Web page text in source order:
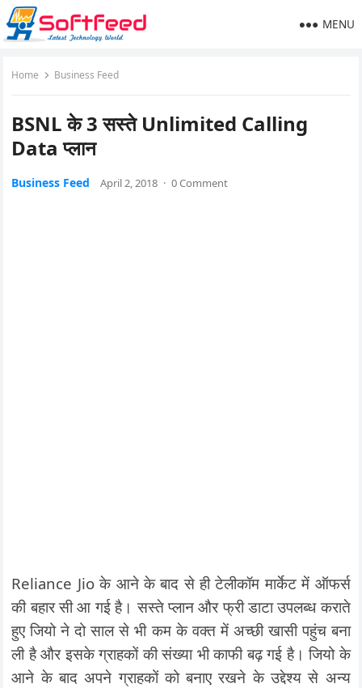
MENU
Home Business Feed
BSNL के 3 सस्ते Unlimited Calling
Data प्लान
Business Feed April 2, 2018 · 0 Comment
Reliance Jio के आने के बाद से ही टेलीकॉम मार्केट में ऑफर्स
की बहार सी आ गई है। सस्ते प्लान और फ्री डाटा उपलब्ध कराते
हुए जियो ने दो साल से भी कम के वक्त में अच्छी खासी पहुंच बना
ली है और इसके ग्राहकों की संख्या भी काफी बढ़ गई है। जियो के
आने के बाद अपने ग्राहकों को बनाए रखने के उद्देश्य से अन्य